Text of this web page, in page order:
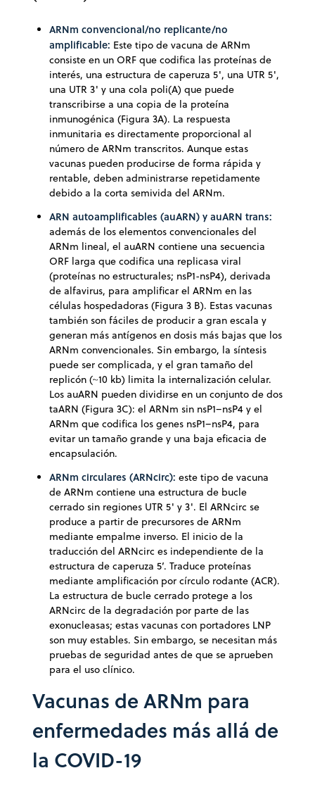
ARNm convencional/no replicante/no
amplificable: Este tipo de vacuna de ARNm
consiste en un ORF que codifica las proteínas de
interés, una estructura de caperuza 5', una UTR 5',
una UTR 3' y una cola poli(A) que puede
transcribirse a una copia de la proteína
inmunogénica (Figura 3A). La respuesta
inmunitaria es directamente proporcional al
número de ARNm transcritos. Aunque estas
vacunas pueden producirse de forma rápida y
rentable, deben administrarse repetidamente
debido a la corta semivida del ARNm.
ARN autoamplificables (auARN) y auARN trans:
además de los elementos convencionales del
ARNm lineal, el auARN contiene una secuencia
ORF larga que codifica una replicasa viral
(proteínas no estructurales; nsP1-nsP4), derivada
de alfavirus, para amplificar el ARNm en las
células hospedadoras (Figura 3 B). Estas vacunas
también son fáciles de producir a gran escala y
generan más antígenos en dosis más bajas que los
ARNm convencionales. Sin embargo, la síntesis
puede ser complicada, y el gran tamaño del
replicón (~10 kb) limita la internalización celular.
Los auARN pueden dividirse en un conjunto de dos
taARN (Figura 3C): el ARNm sin nsP1–nsP4 y el
ARNm que codifica los genes nsP1–nsP4, para
evitar un tamaño grande y una baja eficacia de
encapsulación.
ARNm circulares (ARNcirc): este tipo de vacuna
de ARNm contiene una estructura de bucle
cerrado sin regiones UTR 5' y 3'. El ARNcirc se
produce a partir de precursores de ARNm
mediante empalme inverso. El inicio de la
traducción del ARNcirc es independiente de la
estructura de caperuza 5’. Traduce proteínas
mediante amplificación por círculo rodante (ACR).
La estructura de bucle cerrado protege a los
ARNcirc de la degradación por parte de las
exonucleasas; estas vacunas con portadores LNP
son muy estables. Sin embargo, se necesitan más
pruebas de seguridad antes de que se aprueben
para el uso clínico.
Vacunas de ARNm para
enfermedades más allá de
la COVID-19